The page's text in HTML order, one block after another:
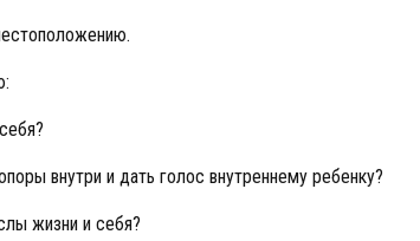
внутри и дать голос внутреннему ребенку?
жизни и себя?